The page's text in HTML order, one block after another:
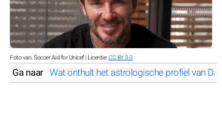
Foto van: Soccer Aid for Unicef | Licentie:CC BY 3.0
Ga naar Wat onthult het astrologische profiel van